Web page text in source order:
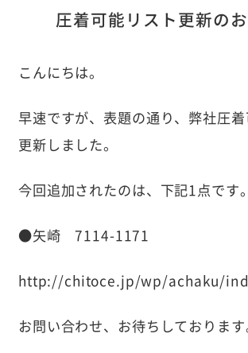
圧着可能リスト更新の
こんにちは。
早速ですが、表題の通り、弊社圧
更新しました。
今回追加されたのは、下記1点です。
●矢崎 7114-1171
http://chitoce.jp/wp/achaku/
お問い合わせ、お待ちしております